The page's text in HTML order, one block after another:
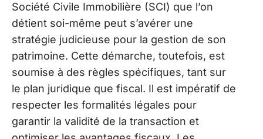
Société Civile Immobilière (SCI) que l’on
détient soi-même peut s’avérer une
stratégie judicieuse pour la gestion de son
patrimoine. Cette démarche, toutefois, est
soumise à des règles spécifiques, tant sur
le plan juridique que fiscal. Il est impératif de
respecter les formalités légales pour
garantir la validité de la transaction et